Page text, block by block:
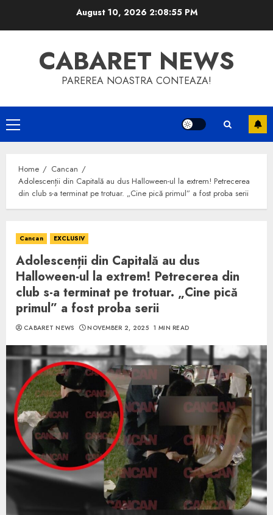
August 10, 2026 2:08:56 PM
CABARET NEWS
PAREREA NOASTRA CONTEAZA!
Primary
Menu
Home
Cancan
Adolescenții din Capitală au dus Halloween-ul la extrem! Petrecerea
din club s-a terminat pe trotuar. „Cine pică primul” a fost proba serii
Cancan EXCLUSIV
Adolescenții din Capitală au dus
Halloween-ul la extrem! Petrecerea din
club s-a terminat pe trotuar. „Cine pică
primul” a fost proba serii
CABARET NEWS NOVEMBER 2, 2025 1 MIN READ